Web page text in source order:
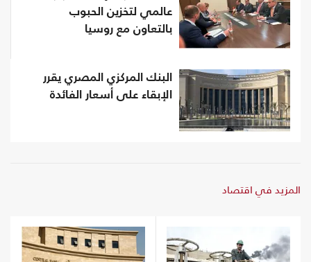
عالمي لتخزين الحبوب
بالتعاون مع روسيا
البنك المركزي المصري يقرر
الإبقاء على أسعار الفائدة
المزيد في اقتصاد